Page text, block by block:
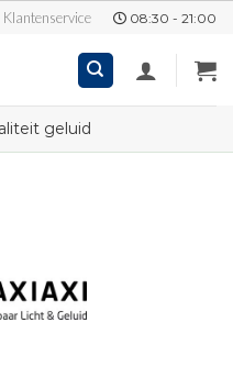
Klantenservice 08:30 - 21:00
geluid